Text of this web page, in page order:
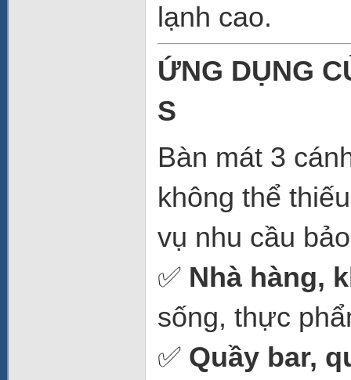
lạnh cao.
ỨNG DỤNG
S
Bàn mát 3
không thể
vụ nhu cầu
✅ Nhà hàng,
sống, thực
✅ Quầy bar,